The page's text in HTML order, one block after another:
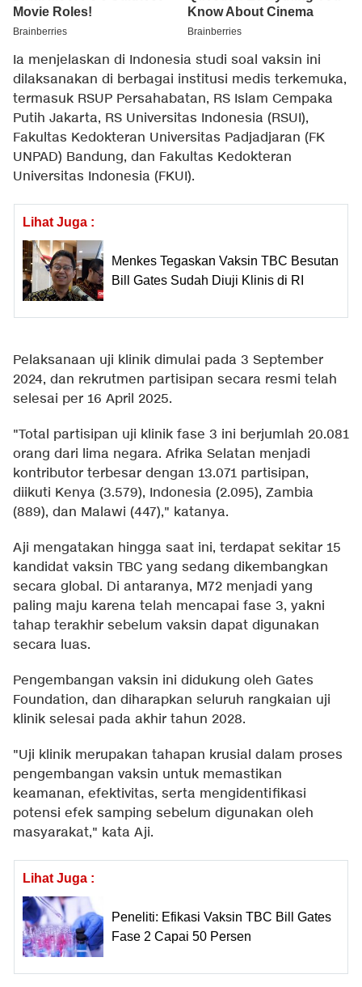
Ia menjelaskan di Indonesia studi soal vaksin ini
dilaksanakan di berbagai institusi medis terkemuka,
termasuk RSUP Persahabatan, RS Islam Cempaka
Putih Jakarta, RS Universitas Indonesia (RSUI),
Fakultas Kedokteran Universitas Padjadjaran (FK
UNPAD) Bandung, dan Fakultas Kedokteran
Universitas Indonesia (FKUI).
Lihat Juga :
Menkes Tegaskan Vaksin TBC Besutan
Bill Gates Sudah Diuji Klinis di RI
Pelaksanaan uji klinik dimulai pada 3 September
2024, dan rekrutmen partisipan secara resmi telah
selesai per 16 April 2025.
"Total partisipan uji klinik fase 3 ini berjumlah 20.081
orang dari lima negara. Afrika Selatan menjadi
kontributor terbesar dengan 13.071 partisipan,
diikuti Kenya (3.579), Indonesia (2.095), Zambia
(889), dan Malawi (447)," katanya.
Aji mengatakan hingga saat ini, terdapat sekitar 15
kandidat vaksin TBC yang sedang dikembangkan
secara global. Di antaranya, M72 menjadi yang
paling maju karena telah mencapai fase 3, yakni
tahap terakhir sebelum vaksin dapat digunakan
secara luas.
Pengembangan vaksin ini didukung oleh Gates
Foundation, dan diharapkan seluruh rangkaian uji
klinik selesai pada akhir tahun 2028.
"Uji klinik merupakan tahapan krusial dalam proses
pengembangan vaksin untuk memastikan
keamanan, efektivitas, serta mengidentifikasi
potensi efek samping sebelum digunakan oleh
masyarakat," kata Aji.
Lihat Juga :
Peneliti: Efikasi Vaksin TBC Bill Gates
Fase 2 Capai 50 Persen